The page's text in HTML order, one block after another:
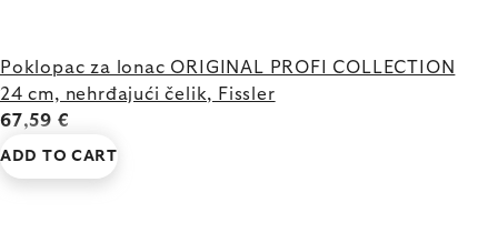
Poklopac za lonac ORIGINAL PROFI COLLECTION
24 cm, nehrđajući čelik, Fissler
67,59 €
ADD TO CART